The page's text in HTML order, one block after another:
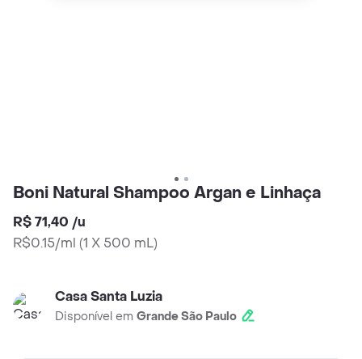
Boni Natural Shampoo Argan e Linhaça
R$ 71,40 /u
R$0.15/ml (1 X 500 mL)
Casa Santa Luzia
Disponível em Grande São Paulo